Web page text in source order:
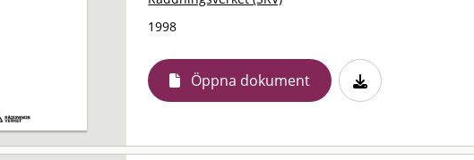
1998
Öppna dokument